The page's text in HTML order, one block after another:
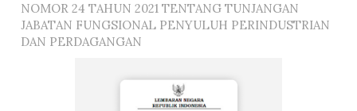
NOMOR 24 TAHUN 2021 TENTANG TUNJANGAN
JABATAN FUNGSIONAL PENYULUH PERINDUSTRIAN
DAN PERDAGANGAN